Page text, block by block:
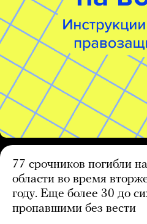
77 срочников погибли
области во время
году. Еще более 30 до
пропавшими без вести